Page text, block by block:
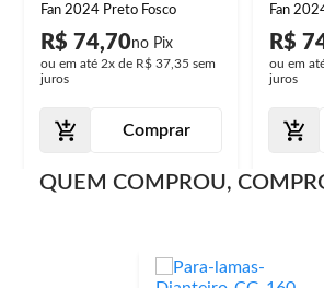
Fan 2024 Preto Fosco
R$ 74,70
ou em até 2x de R$ 37,35 sem
juros
Comprar
Fan
R$
ou em
juros
QUEM COMPROU,